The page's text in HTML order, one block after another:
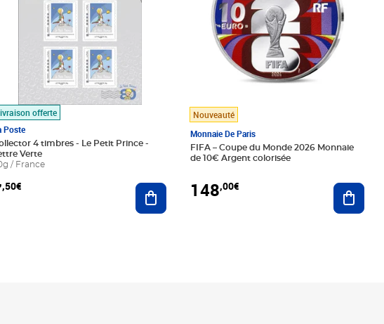
panier
offerte
Poste
4 timbres - Le Petit Prince -
Verte
/ France
,50€ Ajouter au panier
Nouveauté
Monnaie De Paris
FIFA – Coupe du Monde 2026 Monnaie
de 10€ Argent colorisée
148,00€